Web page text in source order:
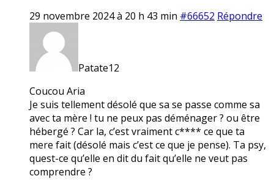
29 novembre 2024 à 20 h 43 min #66652 Répondre
Patate12
Coucou Aria
Je suis tellement désolé que sa se passe comme sa
avec ta mère ! tu ne peux pas déménager ? ou être
hébergé ? Car la, c’est vraiment c**** ce que ta
mere fait (désolé mais c’est ce que je pense). Ta psy,
quest-ce qu’elle en dit du fait qu’elle ne veut pas
comprendre ?